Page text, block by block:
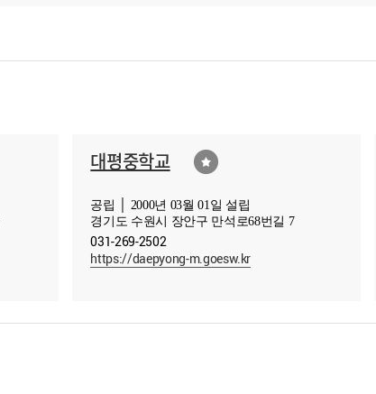
대평중학교
공립 │ 2000년 03월 01일 설립
경기도 수원시 장안구 만석로68번길 7
031-269-2502
https://daepyong-m.goesw.kr